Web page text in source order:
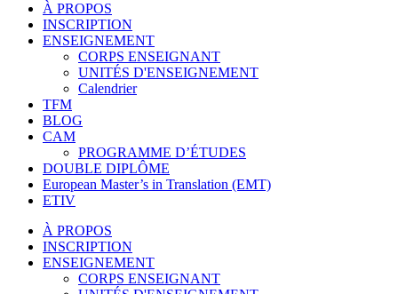
À PROPOS
INSCRIPTION
ENSEIGNEMENT
CORPS ENSEIGNANT
UNITÉS D'ENSEIGNEMENT
Calendrier
TFM
BLOG
CAM
PROGRAMME D’ÉTUDES
DOUBLE DIPLÔME
European Master’s in Translation (EMT)
ETIV
À PROPOS
INSCRIPTION
ENSEIGNEMENT
CORPS ENSEIGNANT